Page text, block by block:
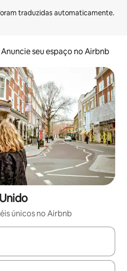
Anuncie seu espaço no Airbnb
únicos no Airbnb
disponíveis, explore-os